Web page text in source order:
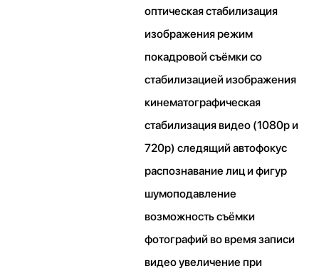
оптическая стабилизация
изображения режим
покадровой съёмки со
стабилизацией изображения
кинематографическая
стабилизация видео (1080p и
720p) следящий автофокус
распознавание лиц и фигур
шумоподавление
возможность съёмки
фотографий во время записи
видео увеличение при